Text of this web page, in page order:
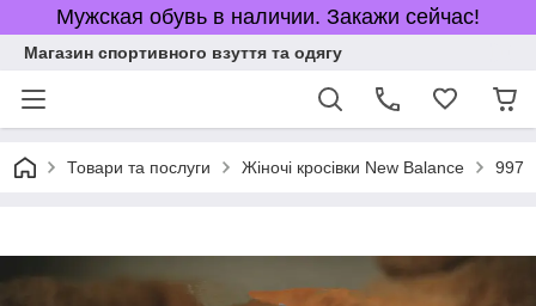
Мужская обувь в наличии. Закажи сейчас!
Магазин спортивного взуття та одягу
Товари та послуги Жіночі кросівки New Balance 997